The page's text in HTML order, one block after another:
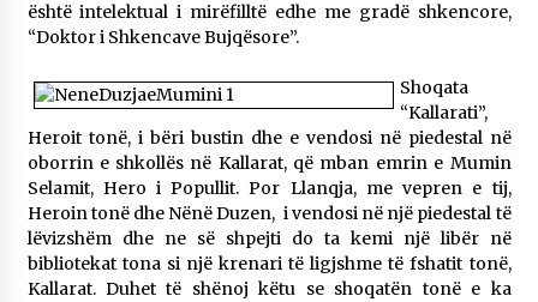
është intelektual i mirëfilltë edhe me gradë shkencore,
“Doktor i Shkencave Bujqësore”.
Shoqata
“Kallarati”,
Heroit tonë, i bëri bustin dhe e vendosi në piedestal në
oborrin e shkollës në Kallarat, që mban emrin e Mumin
Selamit, Hero i Popullit. Por Llanqja, me vepren e tij,
Heroin tonë dhe Nënë Duzen, i vendosi në një piedestal të
lëvizshëm dhe ne së shpejti do ta kemi një libër në
bibliotekat tona si një krenari të ligjshme të fshatit tonë,
Kallarat. Duhet të shënoj këtu se shoqatën tonë e ka